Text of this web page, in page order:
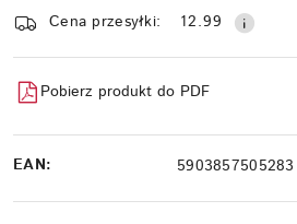
dostawaCena przesyłki:
12.99
Pobierz produkt do PDF
EAN: 5903857505283